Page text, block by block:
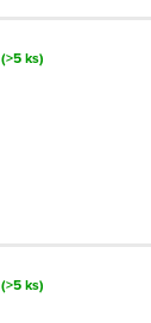
(>5 ks)
(>5 ks)